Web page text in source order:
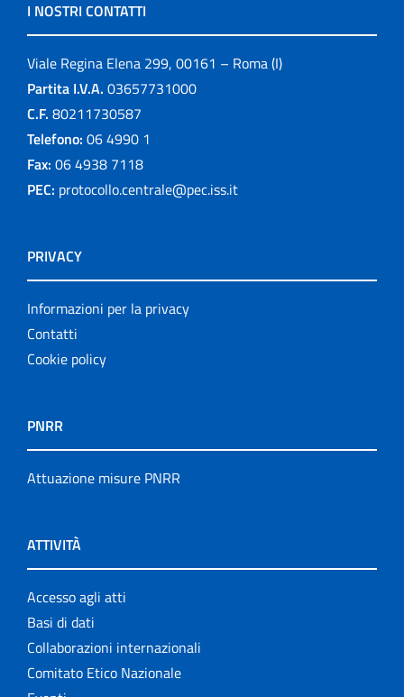
I NOSTRI CONTATTI
Viale Regina Elena 299, 00161 – Roma (I)
Partita I.V.A. 03657731000
C.F. 80211730587
Telefono: 06 4990 1
Fax: 06 4938 7118
PEC: protocollo.centrale@pec.iss.it
PRIVACY
Informazioni per la privacy
Contatti
Cookie policy
PNRR
Attuazione misure PNRR
ATTIVITÀ
Accesso agli atti
Basi di dati
Collaborazioni internazionali
Comitato Etico Nazionale